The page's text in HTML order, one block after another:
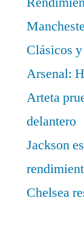
Clásicos
Arsenal:
Arteta
delantero
Jackson
Chelsea